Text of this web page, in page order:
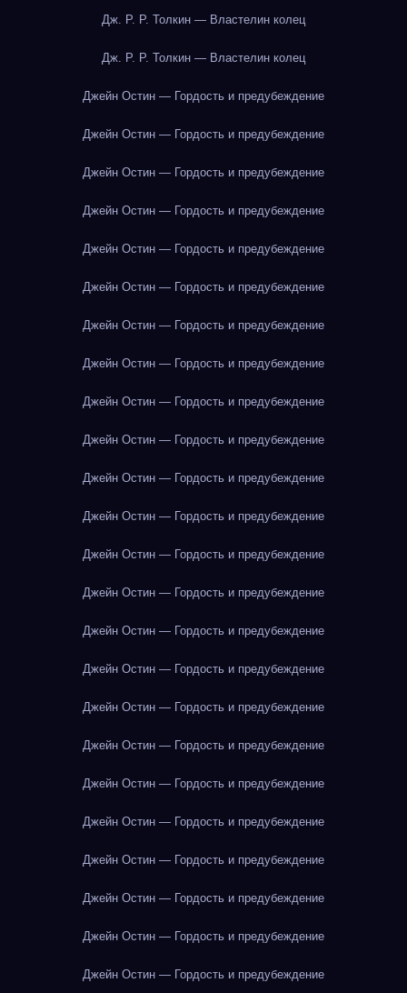
Дж. Р. Р. Толкин — Властелин колец
Дж. Р. Р. Толкин — Властелин колец
Джейн Остин — Гордость и предубеждение
Джейн Остин — Гордость и предубеждение
Джейн Остин — Гордость и предубеждение
Джейн Остин — Гордость и предубеждение
Джейн Остин — Гордость и предубеждение
Джейн Остин — Гордость и предубеждение
Джейн Остин — Гордость и предубеждение
Джейн Остин — Гордость и предубеждение
Джейн Остин — Гордость и предубеждение
Джейн Остин — Гордость и предубеждение
Джейн Остин — Гордость и предубеждение
Джейн Остин — Гордость и предубеждение
Джейн Остин — Гордость и предубеждение
Джейн Остин — Гордость и предубеждение
Джейн Остин — Гордость и предубеждение
Джейн Остин — Гордость и предубеждение
Джейн Остин — Гордость и предубеждение
Джейн Остин — Гордость и предубеждение
Джейн Остин — Гордость и предубеждение
Джейн Остин — Гордость и предубеждение
Джейн Остин — Гордость и предубеждение
Джейн Остин — Гордость и предубеждение
Джейн Остин — Гордость и предубеждение
Джейн Остин — Гордость и предубеждение